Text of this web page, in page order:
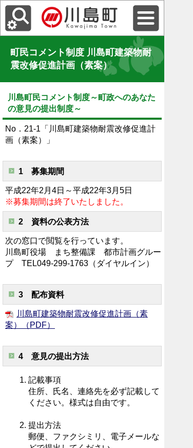
町民コメント制度 川島町建築物耐
震改修促進計画（素案）
川島町民コメント制度～町政へのあなた
の意見の提出制度～
No．21-1「川島町建築物耐震改修促進計
画（素案）」
1 募集期間
平成22年2月4日～平成22年3月5日
※募集期間は終了いたしました。
2 資料の公表方法
次の窓口で閲覧を行っています。
川島町役場 まち整備課 都市計画グルー
プ TEL049-299-1763（ダイヤルイン）
3 配布資料
川島町建築物耐震改修促進計画（素
案）（PDF）
4 意見の提出方法
記載事項
住所、氏名、連絡先を必ず記載して
ください。様式は自由です。
提出方法
郵便、ファクシミリ、電子メールな